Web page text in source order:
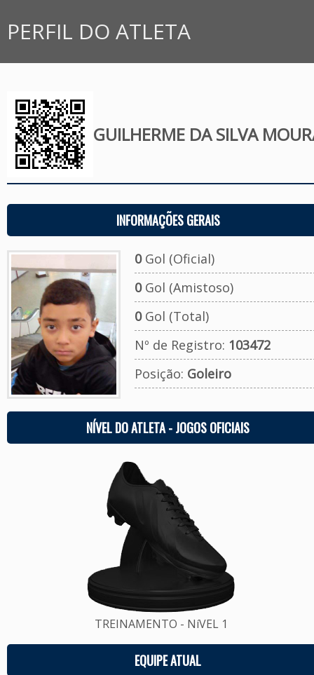
PERFIL DO ATLETA
GUILHERME DA SILVA
INFORMAÇÕES GERAIS
0Gol (Oficial)
0Gol (Amistoso)
0Gol (Total)
Nº de Registro: 103472
Posição: Goleiro
NÍVEL DO ATLETA - JOGOS OFICIAIS
TREINAMENTO - NíVEL 1
EQUIPE ATUAL